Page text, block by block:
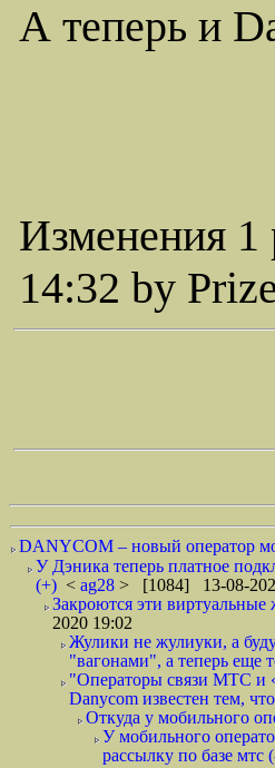
А теперь и
Изменения 1
14:32 by
DANYCOM – новый оператор
У Дэника теперь платное
(+) < ag28 > [1084] 13-08-
Закроются эти
2020 19:02
Жулики не жулиуки, а
"вагонами", а теперь еще
"Операторы связи МТС и
Danycom известен тем,
Откуда у мобильного
У мобильного
рассылку по базе мтс